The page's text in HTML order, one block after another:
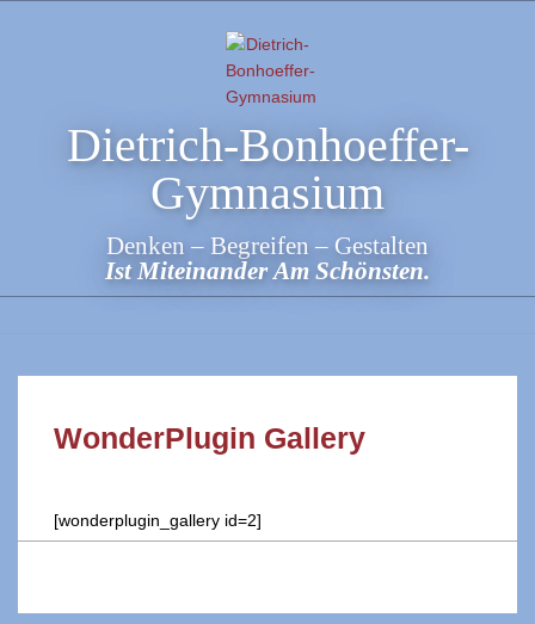
Dietrich-Bonhoeffer-
Gymnasium
Denken – Begreifen – Gestalten
Ist Miteinander Am Schönsten.
WonderPlugin Gallery
[wonderplugin_gallery id=2]